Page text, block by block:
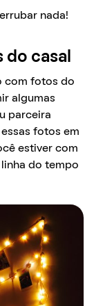
nada!
do casal
com fotos do
algumas
parceira
fotos em
estiver com
do tempo